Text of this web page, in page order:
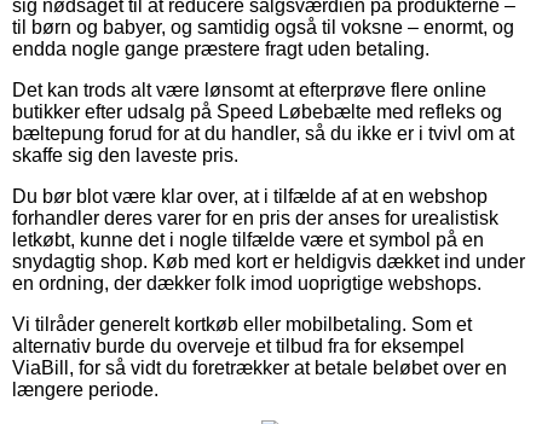
sig nødsaget til at reducere salgsværdien på produkterne –
til børn og babyer, og samtidig også til voksne – enormt, og
endda nogle gange præstere fragt uden betaling.
Det kan trods alt være lønsomt at efterprøve flere online
butikker efter udsalg på Speed Løbebælte med refleks og
bæltepung forud for at du handler, så du ikke er i tvivl om at
skaffe sig den laveste pris.
Du bør blot være klar over, at i tilfælde af at en webshop
forhandler deres varer for en pris der anses for urealistisk
letkøbt, kunne det i nogle tilfælde være et symbol på en
snydagtig shop. Køb med kort er heldigvis dækket ind under
en ordning, der dækker folk imod uoprigtige webshops.
Vi tilråder generelt kortkøb eller mobilbetaling. Som et
alternativ burde du overveje et tilbud fra for eksempel
ViaBill, for så vidt du foretrækker at betale beløbet over en
længere periode.